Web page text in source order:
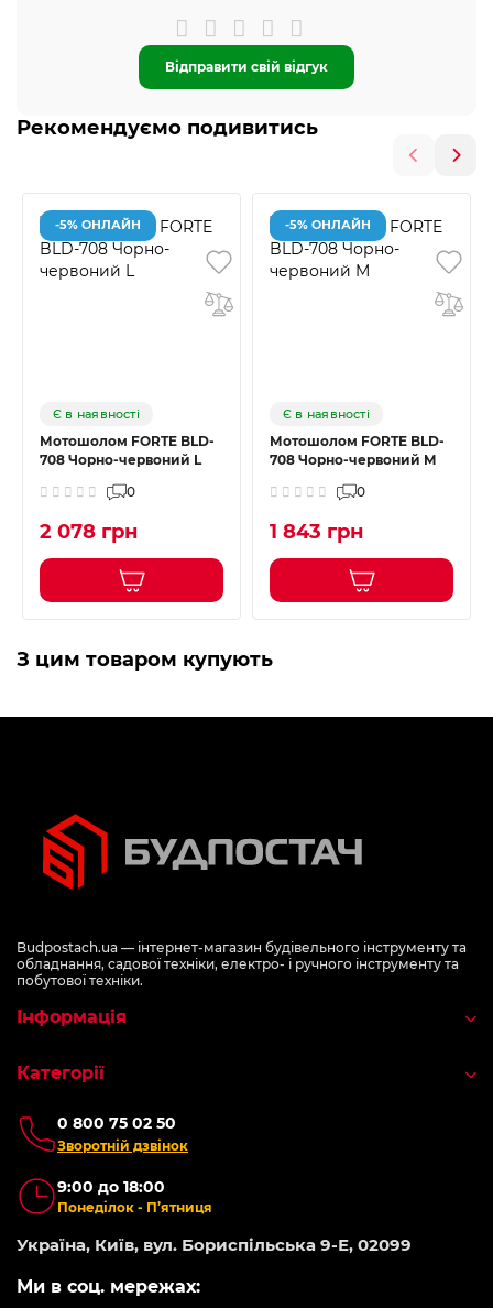
Відправити свій відгук
Рекомендуємо подивитись
-5% ОНЛАЙН
Є в наявності
Мотошолом FORTE BLD-
708 Чорно-червоний L
0
2 078 грн
-5% ОНЛАЙН
Є в наявності
Мотошолом FORTE BLD-
708 Чорно-червоний M
0
1 843 грн
З цим товаром купують
Budpostach.ua — інтернет-магазин будівельного інструменту та
обладнання, садової техніки, електро- і ручного інструменту та
побутової техніки.
0 800 75 02 50
Зворотній дзвінок
9:00 до 18:00
Понеділок - П’ятниця
Україна, Київ, вул. Бориспільська 9-Е, 02099
Ми в соц. мережах:
Інформація
Категорії